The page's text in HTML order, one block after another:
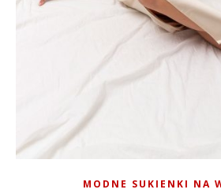
MODNE SUKIENKI NA